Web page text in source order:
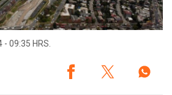
- 09:35 HRS.